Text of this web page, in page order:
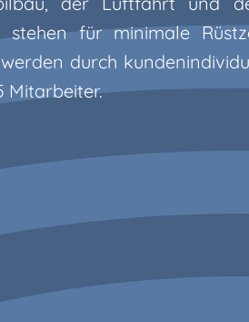
stehen für minimale
durch
Mitarbeiter.